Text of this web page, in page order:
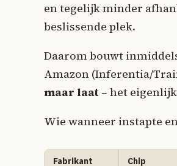
en tegelijk minder
beslissende plek.
Daarom bouwt
Amazon (Inferentia/
maar laat – het
Wie wanneer instapte
Fabrikant Chip